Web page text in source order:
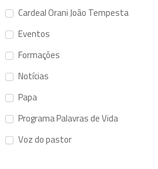
Cardeal Orani João Tempesta
Eventos
Formações
Notícias
Papa
Programa Palavras de Vida
Voz do pastor